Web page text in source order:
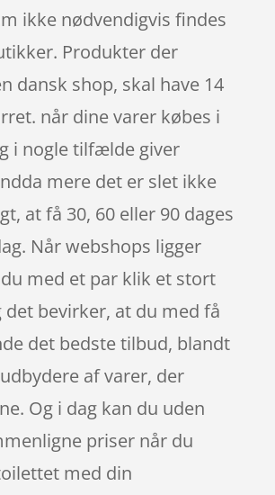
ikke nødvendigvis findes
Produkter der
dansk shop, skal have 14
når dine varer købes i
i nogle tilfælde giver
mere det er slet ikke
at få 30, 60 eller 90 dages
Når webshops ligger
med et par klik et stort
det bevirker, at du med få
det bedste tilbud, blandt
af varer, der
Og i dag kan du uden
priser når du
med din